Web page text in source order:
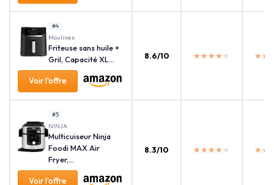
#4
‎Moulinex
Friteuse sans huile +
Gril, Capacité XL...
Voir l'offre
8.6/10 ★★★★★
★★★★★
#5
‎NINJA
Multicuiseur Ninja
Foodi MAX Air
Fryer,...
Voir l'offre
8.3/10 ★★★★★
★★★★★